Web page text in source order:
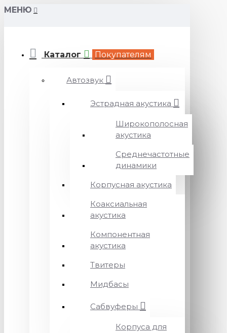
МЕНЮ
Каталог Покупателям
Автозвук
Эстрадная акустика
Широкополосная
акустика
Среднечастотные
динамики
Корпусная акустика
Коаксиальная
акустика
Компонентная
акустика
Твитеры
Мидбасы
Сабвуферы
Корпуса для